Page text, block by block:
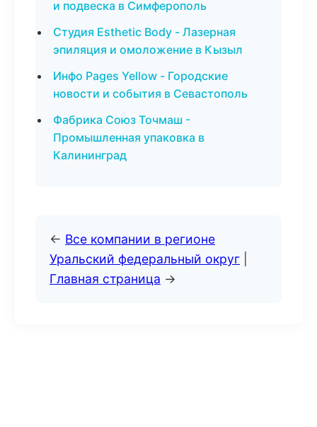
и подвеска в Симферополь
Студия Esthetic Body - Лазерная
эпиляция и омоложение в Кызыл
Инфо Pages Yellow - Городские
новости и события в Севастополь
Фабрика Союз Точмаш -
Промышленная упаковка в
Калининград
← Все компании в регионе
Уральский федеральный округ
Главная страница →